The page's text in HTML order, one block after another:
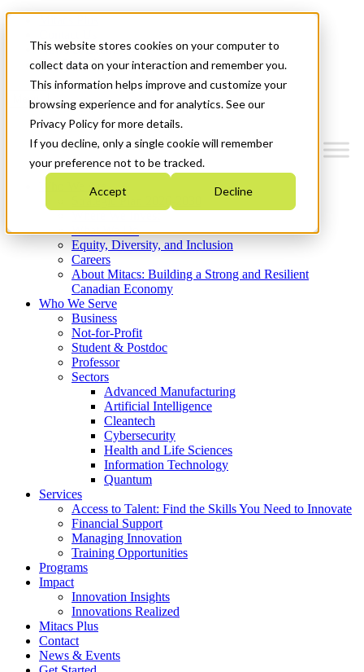
This website stores cookies on your computer to
collect data on your interaction and remember you.
This information helps improve and customize your
browsing experience and for analytics. See our
Privacy Policy for more details.
If you decline, only a single cookie will remember
your preference not to be tracked.
Accept Decline
News & Events
Get Started
Menu
Who We Are
Strategic Plan 2026-2030
What We Do
Equity, Diversity, and Inclusion
Careers
About Mitacs: Building a Strong and Resilient
Canadian Economy
Who We Serve
Business
Not-for-Profit
Student & Postdoc
Professor
Sectors
Advanced Manufacturing
Artificial Intelligence
Cleantech
Cybersecurity
Health and Life Sciences
Information Technology
Quantum
Services
Access to Talent: Find the Skills You Need to Innovate
Financial Support
Managing Innovation
Training Opportunities
Programs
Impact
Innovation Insights
Innovations Realized
Mitacs Plus
Contact
News & Events